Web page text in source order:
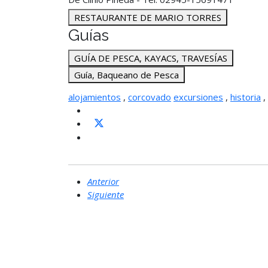
RESTAURANTE DE MARIO TORRES
Guías
GUÍA DE PESCA, KAYACS, TRAVESÍAS
Guía, Baqueano de Pesca
alojamientos , corcovado excursiones , historia ,
Anterior
Siguiente